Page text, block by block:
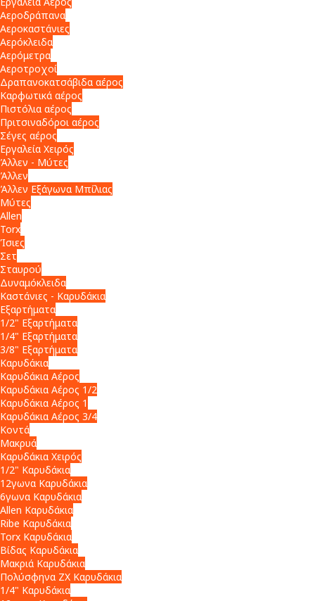
Αεροδράπανα
Αεροκαστάνιες
Αερόκλειδα
Αερόμετρα
Αεροτροχοί
Δραπανοκατσάβιδα αέρος
Καρφωτικά αέρος
Πιστόλια αέρος
Πριτσιναδόροι αέρος
Σέγες αέρος
Εργαλεία Χειρός
Άλλεν - Μύτες
Άλλεν
Άλλεν Εξάγωνα Μπίλιας
Μύτες
Allen
Torx
Ίσιες
Σετ
Σταυρού
Δυναμόκλειδα
Καστάνιες - Καρυδάκια
Εξαρτήματα
1/2" Εξαρτήματα
1/4" Εξαρτήματα
3/8" Εξαρτήματα
Καρυδάκια
Καρυδάκια Αέρος
Καρυδάκια Αέρος 1/2
Καρυδάκια Αέρος 1
Καρυδάκια Αέρος 3/4
Κοντά
Μακρυά
Καρυδάκια Χειρός
1/2" Καρυδάκια
12γωνα Καρυδάκια
6γωνα Καρυδάκια
Allen Καρυδάκια
Ribe Καρυδάκια
Torx Καρυδάκια
Βίδας Καρυδάκια
Μακριά Καρυδάκια
Πολύσφηνα ZX Καρυδάκια
1/4" Καρυδάκια